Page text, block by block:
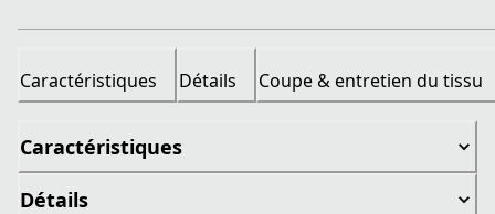
Caractéristiques Détails Coupe & entretien du tissu
Caractéristiques
Détails